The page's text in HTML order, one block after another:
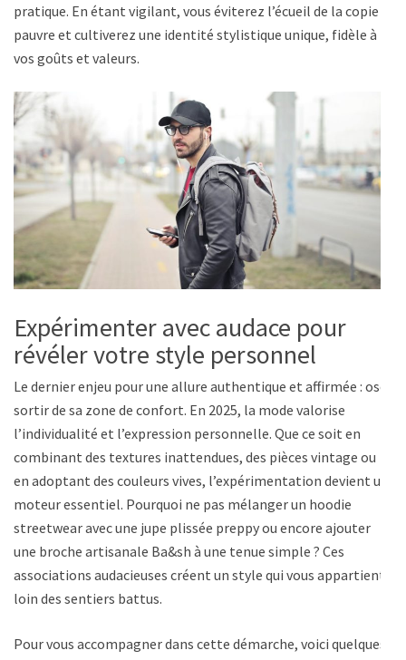
pratique. En étant vigilant, vous éviterez l’écueil de la copie
pauvre et cultiverez une identité stylistique unique, fidèle à
vos goûts et valeurs.
Expérimenter avec audace pour
révéler votre style personnel
Le dernier enjeu pour une allure authentique et affirmée : oser
sortir de sa zone de confort. En 2025, la mode valorise
l’individualité et l’expression personnelle. Que ce soit en
combinant des textures inattendues, des pièces vintage ou
en adoptant des couleurs vives, l’expérimentation devient un
moteur essentiel. Pourquoi ne pas mélanger un hoodie
streetwear avec une jupe plissée preppy ou encore ajouter
une broche artisanale Ba&sh à une tenue simple ? Ces
associations audacieuses créent un style qui vous appartient,
loin des sentiers battus.
Pour vous accompagner dans cette démarche, voici quelques